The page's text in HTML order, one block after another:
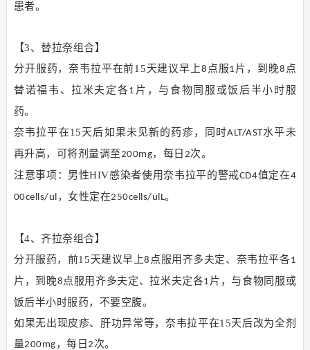
患者。
【3、替拉奈组合】
分开服药，奈韦拉平在前15天建议早上8 点服1 片，到晚8 点
替诺福韦、拉米夫定各1 片，与食物同服或饭后半小时服
药。
奈韦拉平在15天后如果未见新的药疹，同时ALT/AST水平未
再升高，可将剂量调至200mg，每日 2次。
注意事项：男性HIV感染者使用奈韦拉平的警戒CD4值定在4
00cells/ul ，女性定在250cells/ulL。
【4、齐拉奈组合】
分开服药，前15天建议早上8 点服用齐多夫定、奈韦拉平各1
片，到晚8 点服用齐多夫定、拉米夫定各1 片，与食物同服或
饭后半小时服药，不要空腹。
如果无出现皮疹、肝功异常等，奈韦拉平在15天后改为全剂
量200mg ，每日2次。